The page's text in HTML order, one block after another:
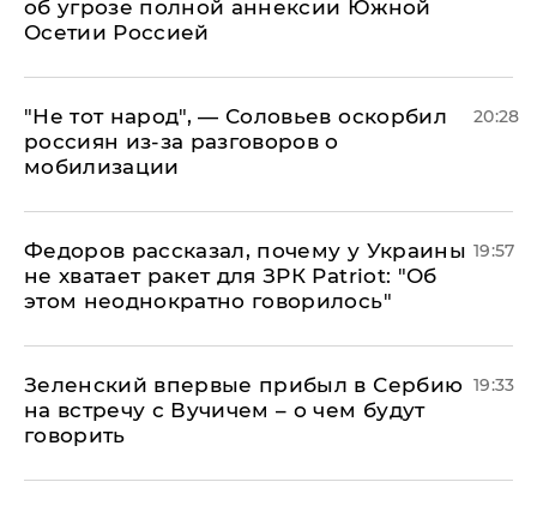
об угрозе полной аннексии Южной
Осетии Россией
​"Не тот народ", — Соловьев оскорбил
россиян из-за разговоров о
мобилизации
20:28
Федоров рассказал, почему у Украины
не хватает ракет для ЗРК Patriot: "Об
этом неоднократно говорилось"
19:57
Зеленский впервые прибыл в Сербию
на встречу с Вучичем – о чем будут
говорить
19:33